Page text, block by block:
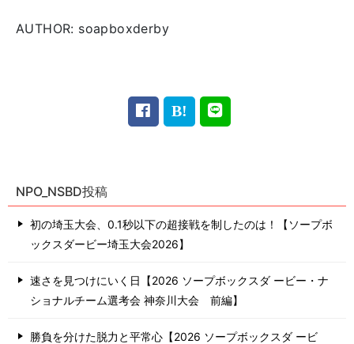
AUTHOR: soapboxderby
NPO_NSBD投稿
初の埼玉大会、0.1秒以下の超接戦を制したのは！【ソープボ
ックスダービー埼玉大会2026】
速さを見つけにいく日【2026 ソープボックスダ ービー・ナ
ショナルチーム選考会 神奈川⼤会 前編】
勝負を分けた脱力と平常心【2026 ソープボックスダ ービ